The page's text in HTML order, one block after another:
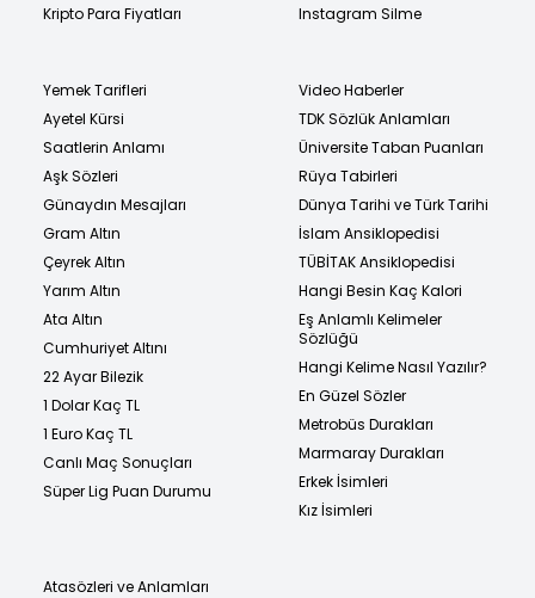
Kripto Para Fiyatları
Instagram Silme
Yemek Tarifleri
Ayetel Kürsi
Saatlerin Anlamı
Aşk Sözleri
Günaydın Mesajları
Gram Altın
Çeyrek Altın
Yarım Altın
Ata Altın
Cumhuriyet Altını
22 Ayar Bilezik
1 Dolar Kaç TL
1 Euro Kaç TL
Canlı Maç Sonuçları
Süper Lig Puan Durumu
Video Haberler
TDK Sözlük Anlamları
Üniversite Taban Puanları
Rüya Tabirleri
Dünya Tarihi ve Türk Tarihi
İslam Ansiklopedisi
TÜBİTAK Ansiklopedisi
Hangi Besin Kaç Kalori
Eş Anlamlı Kelimeler
Sözlüğü
Hangi Kelime Nasıl Yazılır?
En Güzel Sözler
Metrobüs Durakları
Marmaray Durakları
Erkek İsimleri
Kız İsimleri
Atasözleri ve Anlamları